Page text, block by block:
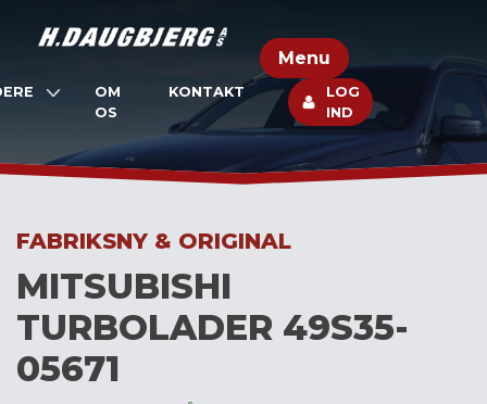
Menu
OM
OS
KONTAKT
LOG
IND
FABRIKSNY & ORIGINAL
MITSUBISHI
TURBOLADER 49S35-
05671